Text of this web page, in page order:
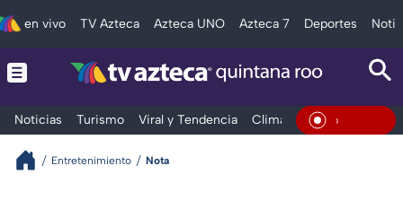
en vivo TV Azteca Azteca UNO Azteca 7 Deportes
Noticias Turismo Viral y Tendencia Clima Tráfico En Vivo
Entretenimiento Nota